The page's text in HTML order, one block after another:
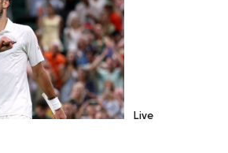
Live